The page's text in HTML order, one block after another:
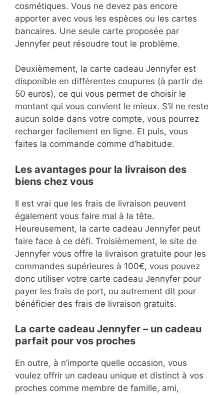
cosmétiques. Vous ne devez pas encore
apporter avec vous les espèces ou les cartes
bancaires. Une seule carte proposée par
Jennyfer peut résoudre tout le problème.
Deuxièmement, la carte cadeau Jennyfer est
disponible en différentes coupures (à partir de
50 euros), ce qui vous permet de choisir le
montant qui vous convient le mieux. S’il ne reste
aucun solde dans votre compte, vous pourrez
recharger facilement en ligne. Et puis, vous
faites la commande comme d’habitude.
Les avantages pour la livraison des
biens chez vous
Il est vrai que les frais de livraison peuvent
également vous faire mal à la tête.
Heureusement, la carte cadeau Jennyfer peut
faire face à ce défi. Troisièmement, le site de
Jennyfer vous offre la livraison gratuite pour les
commandes supérieures à 100€, vous pouvez
donc utiliser votre carte cadeau Jennyfer pour
payer les frais de port, ou autrement dit pour
bénéficier des frais de livraison gratuits.
La carte cadeau Jennyfer – un cadeau
parfait pour vos proches
En outre, à n’importe quelle occasion, vous
voulez offrir un cadeau unique et distinct à vos
proches comme membre de famille, ami,